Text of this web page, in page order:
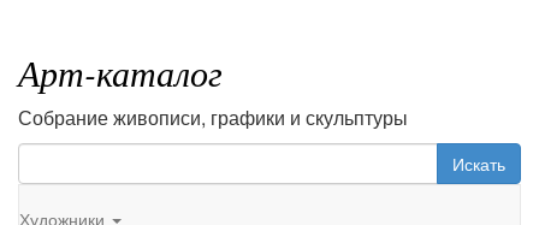
Арт-каталог
Собрание живописи, графики и скульптуры
Искать
Художники